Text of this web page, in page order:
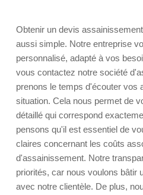
Obtenir un devis
aussi simple. Notre entreprise
personnalisé, adapté à vos
vous contactez notre société
prenons le temps d'écouter vos
situation. Cela nous permet de
détaillé qui correspond
pensons qu'il est essentiel de
claires concernant les coûts
d'assainissement. Notre
priorités, car nous voulons bâtir
avec notre clientèle. De plus,